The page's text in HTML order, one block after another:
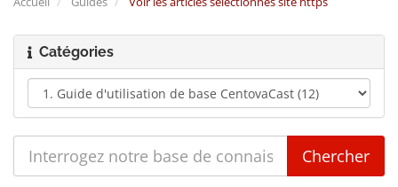
Catégories